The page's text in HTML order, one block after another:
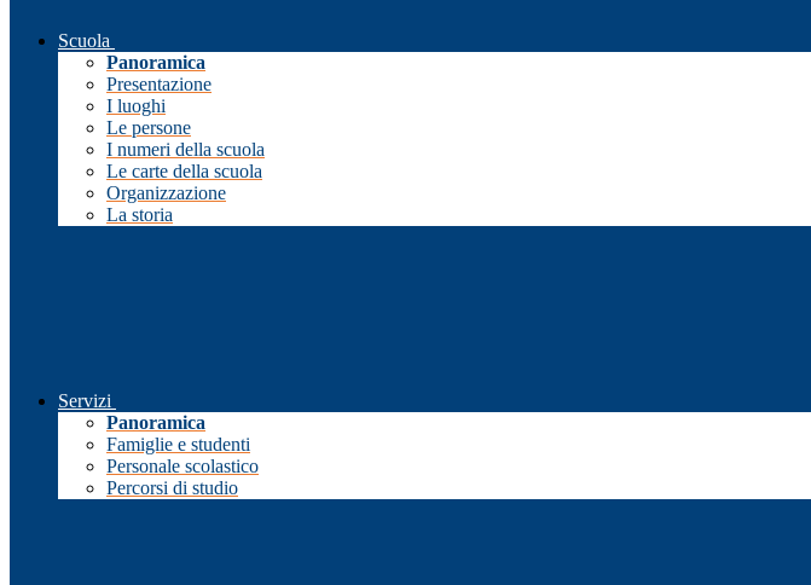
Scuola
Panoramica
Presentazione
I luoghi
Le persone
I numeri della scuola
Le carte della scuola
Organizzazione
La storia
Servizi
Panoramica
Famiglie e studenti
Personale scolastico
Percorsi di studio